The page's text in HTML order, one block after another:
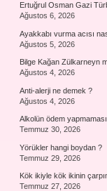
Ertuğrul Osman Gazi
Ağustos 6, 2026
Ayakkabı vurma acısı
Ağustos 5, 2026
Bilge Kağan Zülkarneyn
Ağustos 4, 2026
Anti-alerji ne demek ?
Ağustos 4, 2026
Alkolün ödem
Temmuz 30, 2026
Yörükler hangi boydan ?
Temmuz 29, 2026
Kök ikiyle kök ikinin
Temmuz 27, 2026